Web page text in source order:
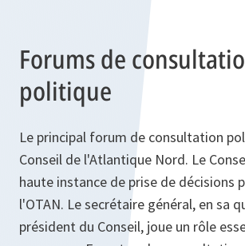
Forums de
politique
Le principal forum de consultation
Conseil de l'Atlantique Nord. Le
haute instance de prise de décisions
l'OTAN. Le secrétaire général, en sa
président du Conseil, joue un rôle